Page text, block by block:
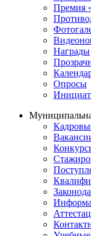
Премия
Награды
Опросы